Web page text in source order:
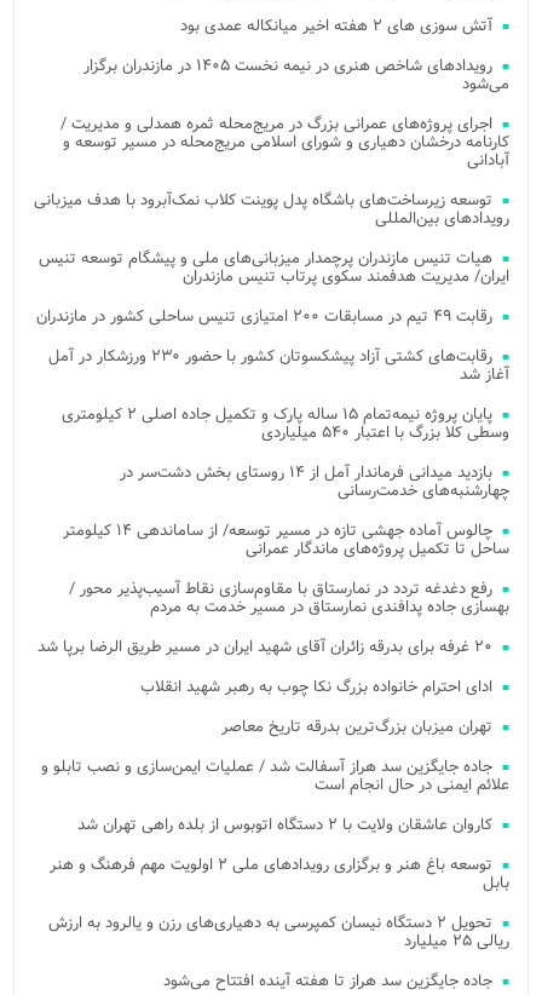
آتش‌ سوزی‌ های ۲ هفته اخیر میانکاله عمدی بود
رویدادهای شاخص هنری در نیمه نخست ۱۴۰۵ در مازندران برگزار
می‌شود
اجرای پروژه‌های عمرانی بزرگ در مریج‌محله ثمره همدلی و مدیریت /
کارنامه درخشان دهیاری و شورای اسلامی مریج‌محله در مسیر توسعه و
آبادانی
توسعه زیرساخت‌های باشگاه پدل پوینت کلاب نمک‌آبرود با هدف میزبانی
رویدادهای بین‌المللی
هیات تنیس مازندران پرچمدار میزبانی‌های ملی و پیشگام توسعه تنیس
ایران/ مدیریت هدفمند سکوی پرتاب تنیس مازندران
رقابت ۴۹ تیم در مسابقات ۲۰۰ امتیازی تنیس ساحلی کشور در مازندران
رقابت‌های کشتی آزاد پیشکسوتان کشور با حضور ۲۳۰ ورزشکار در آمل
آغاز شد
پایان پروژه نیمه‌تمام ۱۵ ساله پارک و تکمیل جاده اصلی ۲ کیلومتری
وسطی کلا بزرگ با اعتبار ۵۴۰ میلیاردی
بازدید میدانی فرماندار آمل از ۱۴ روستای بخش دشت‌سر در
چهارشنبه‌های خدمت‌رسانی
چالوس آماده جهشی تازه در مسیر توسعه/ از ساماندهی ۱۴ کیلومتر
ساحل تا تکمیل پروژه‌های ماندگار عمرانی
رفع دغدغه تردد در نمارستاق با مقاوم‌سازی نقاط آسیب‌پذیر محور /
بهسازی جاده پدافندی نمارستاق در مسیر خدمت به مردم
۲۰ غرفه برای بدرقه زائران آقای شهید ایران در مسیر طریق الرضا برپا شد
ادای احترام خانواده بزرگ نکا چوب به رهبر شهید انقلاب
تهران میزبان بزرگ‌ترین بدرقه تاریخ معاصر
جاده جایگزین سد هراز آسفالت شد / عملیات ایمن‌سازی و نصب تابلو و
علائم ایمنی در حال انجام است
کاروان عاشقان ولایت با ۲ دستگاه اتوبوس از بلده راهی تهران شد
توسعه باغ هنر و برگزاری رویدادهای ملی ۲ اولویت مهم فرهنگ و هنر
بابل
تحویل ۲ دستگاه نیسان کمپرسی به دهیاری‌های رزن و یالرود به ارزش
ریالی ۲۵ میلیارد
جاده جایگزین سد هراز تا هفته آینده افتتاح می‌شود